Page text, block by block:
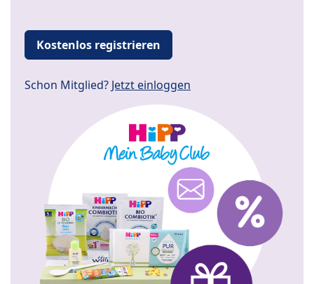
Kostenlos registrieren
Schon Mitglied? Jetzt einloggen